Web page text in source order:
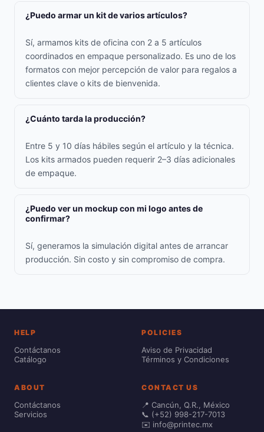
¿Puedo armar un kit de varios artículos?
Sí, armamos kits de oficina con 2 a 5 artículos
coordinados en empaque personalizado. Es uno de los
formatos con mejor percepción de valor para regalos a
clientes clave o kits de bienvenida.
¿Cuánto tarda la producción?
Entre 5 y 10 días hábiles según el artículo y la técnica.
Los kits armados pueden requerir 2–3 días adicionales
de empaque.
¿Puedo ver un mockup con mi logo antes de
confirmar?
Sí, generamos la simulación digital antes de arrancar
producción. Sin costo y sin compromiso de compra.
HELP
Contáctanos
Catálogo
POLICIES
Aviso de Privacidad
Términos y Condiciones
ABOUT
Contáctanos
Servicios
CONTACT US
📍 Cancún, Q.R., México
📞 (+52) 998-217-7013
✉️ info@printec.mx